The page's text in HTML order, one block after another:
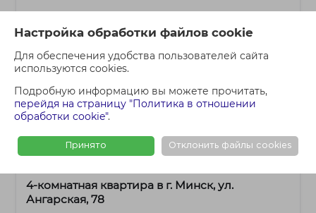
Настройка обработки файлов cookie
Для обеспечения удобства пользователей сайта
используются cookies.
Подробную информацию вы можете прочитать,
перейдя на страницу "Политика в отношении
обработки cookie".
Принято Отклонить файлы cookies
4+-комнатная 364 735 BYN
4-комнатная квартира в г. Минск, ул.
Ангарская, 78